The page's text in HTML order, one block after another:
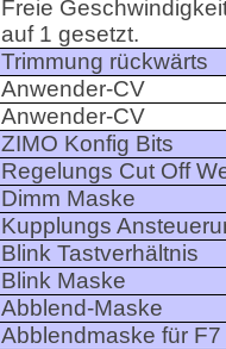
Freie
auf 1 gesetzt.
Trimmung rückwärts
Anwender-CV
Anwender-CV
ZIMO Konfig Bits
Regelungs Cut Off
Dimm Maske
Kupplungs
Blink Tastverhältnis
Blink Maske
Abblend-Maske
Abblendmaske für F7